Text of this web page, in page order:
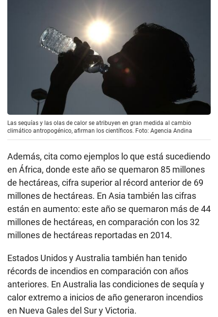
Las sequías y las olas de calor se atribuyen en gran medida al cambio
climático antropogénico, afirman los científicos. Foto: Agencia Andina
Además, cita como ejemplos lo que está sucediendo
en África, donde este año se quemaron 85 millones
de hectáreas, cifra superior al récord anterior de 69
millones de hectáreas. En Asia también las cifras
están en aumento: este año se quemaron más de 44
millones de hectáreas, en comparación con los 32
millones de hectáreas reportadas en 2014.
Estados Unidos y Australia también han tenido
récords de incendios en comparación con años
anteriores. En Australia las condiciones de sequía y
calor extremo a inicios de año generaron incendios
en Nueva Gales del Sur y Victoria.